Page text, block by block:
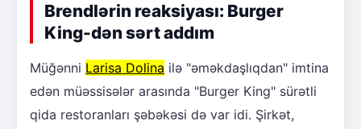
Brendlərin reaksiyası: Burger
King-dən sərt addım
Müğənni Larisa Dolina ilə "əməkdaşlıqdan" imtina
edən müəssisələr arasında "Burger King" sürətli
qida restoranları şəbəkəsi də var idi. Şirkət,